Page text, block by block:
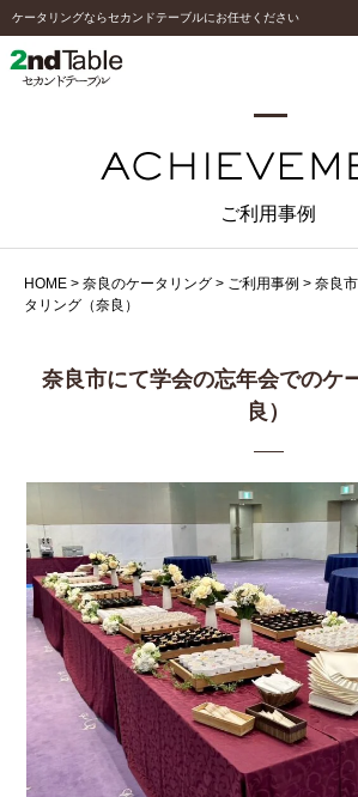
ケータリングならセカンドテーブルにお任せください
ご利用事例
HOME > 奈良のケータリング > ご利用事例 > 奈良
タリング（奈良）
奈良市にて学会の忘年会でのケ
良）